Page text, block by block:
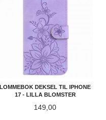
LOMMEBOK DEKSEL TIL IPHONE
17 - LILLA BLOMSTER
Pris
149,00